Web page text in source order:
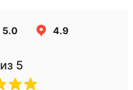
5.0 4.9
из 5